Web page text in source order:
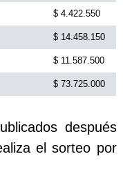
$ 4.422.550
$ 14.458.150
$ 11.587.500
$ 73.725.000
después
el sorteo por